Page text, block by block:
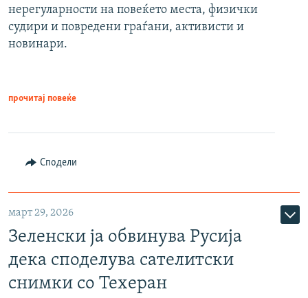
нерегуларности на повеќето места, физички
судири и повредени граѓани, активисти и
новинари.
прочитај повеќе
Сподели
март 29, 2026
Зеленски ја обвинува Русија
дека споделува сателитски
снимки со Техеран